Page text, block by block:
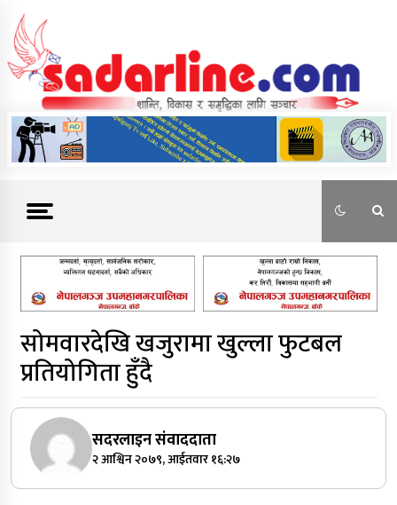
content
News For Nepal
सोमवारदेखि खजुरामा खुल्ला फुटबल
प्रतियोगिता हुँदै
सदरलाइन संवाददाता
२ आश्विन २०७९, आईतवार १६:२७